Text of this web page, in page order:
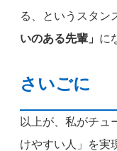
る、というスタン
いのある先輩」 に
さいごに
以上が、私がチュ
けやすい人」を実